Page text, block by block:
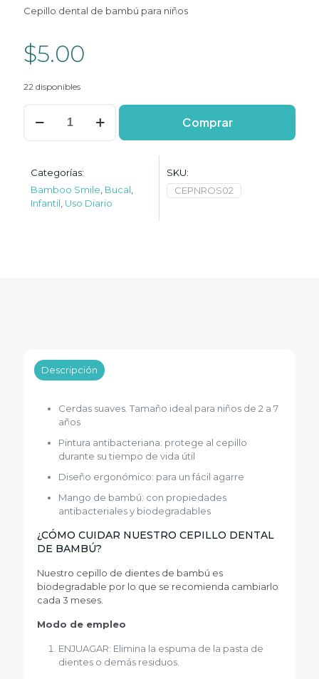
Cepillo dental de bambú para niños
$5.00
22 disponibles
Cepillo
dental
BambooSmile
cantidad
Comprar
Categorías:
Bamboo Smile Bucal
Infantil Uso Diario
SKU:
CEPNROS02
Descripción
Cerdas suaves. Tamaño ideal para niños de 2 a 7
años
Pintura antibacteriana: protege al cepillo
durante su tiempo de vida útil
Diseño ergonómico: para un fácil agarre
Mango de bambú: con propiedades
antibacteriales y biodegradables
¿CÓMO CUIDAR NUESTRO CEPILLO DENTAL
DE BAMBÚ?
Nuestro cepillo de dientes de bambú es
biodegradable por lo que se recomienda cambiarlo
cada 3 meses.
Modo de empleo
ENJUAGAR: Elimina la espuma de la pasta de
dientes o demás residuos.